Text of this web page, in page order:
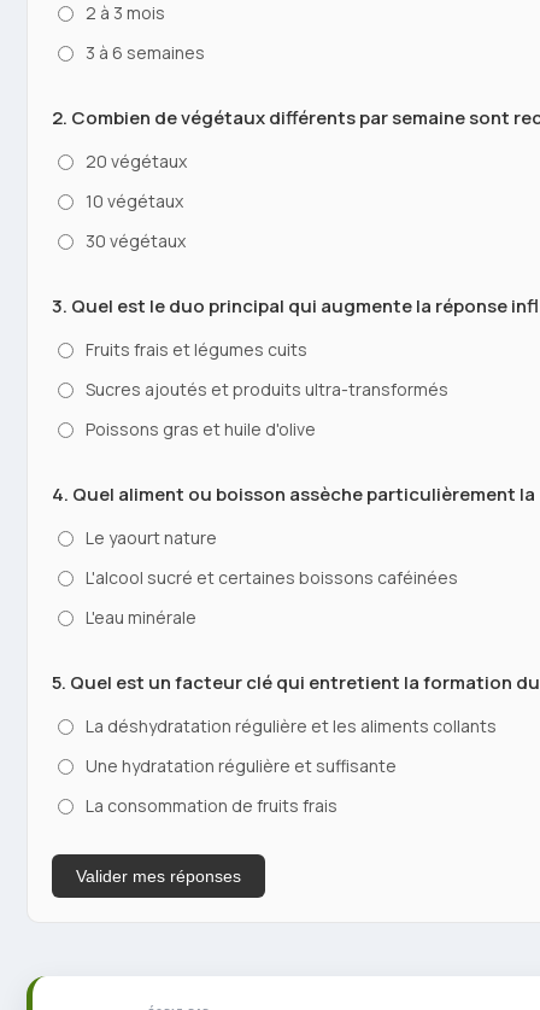
2 à 3 mois
3 à 6 semaines
2. Combien de végétaux différents par semaine sont
20 végétaux
10 végétaux
30 végétaux
3. Quel est le duo principal qui augmente la réponse
Fruits frais et légumes cuits
Sucres ajoutés et produits ultra-transformés
Poissons gras et huile d'olive
4. Quel aliment ou boisson assèche particulièrement
Le yaourt nature
L'alcool sucré et certaines boissons caféinées
L'eau minérale
5. Quel est un facteur clé qui entretient la formation
La déshydratation régulière et les aliments collants
Une hydratation régulière et suffisante
La consommation de fruits frais
Valider mes réponses